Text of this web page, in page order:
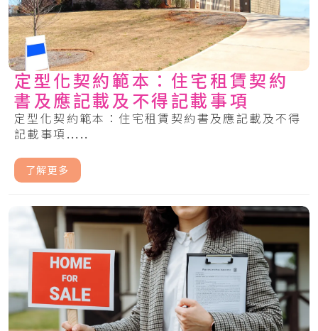
定型化契約範本：住宅租賃契約
書及應記載及不得記載事項
定型化契約範本：住宅租賃契約書及應記載及不得
記載事項.....
了解更多